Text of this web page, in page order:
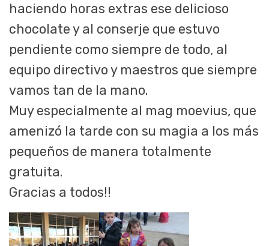
haciendo horas extras ese delicioso
chocolate y al conserje que estuvo
pendiente como siempre de todo, al
equipo directivo y maestros que siempre
vamos tan de la mano.
Muy especialmente al mag moevius, que
amenizó la tarde con su magia a los más
pequeños de manera totalmente
gratuita.
Gracias a todos!!